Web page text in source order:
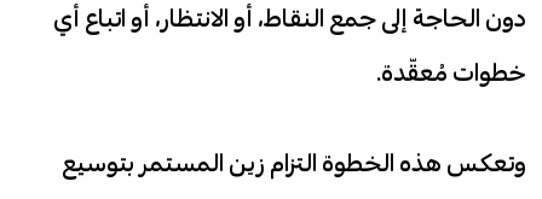
دون الحاجة إلى جمع النقاط، أو الانتظار، أو اتباع أي
خطوات مُعقّدة.
وتعكس هذه الخطوة التزام زين المستمر بتوسيع